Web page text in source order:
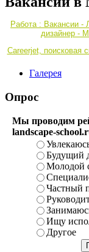
Работа : Вакансии
дизайнер -
Careerjet, поисковая
Галерея
Опрос
Мы проводим
landscape-
Будущий
Молодой
Частный
Ищу
Другое